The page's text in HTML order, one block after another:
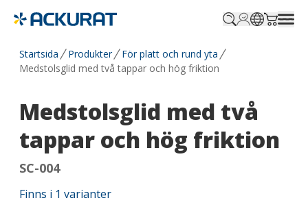
Startsida Produkter
För platt och rund yta
Medstolsglid med två tappar och hög friktion
Medstolsglid med två
tappar och hög friktion
SC-004
Finns i 1 varianter